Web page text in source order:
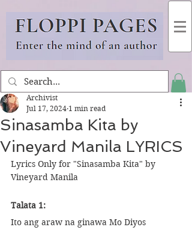
Sinasamba Kita by
Vineyard Manila LYRICS
Archivist
Jul 17, 2024 1 min read
Lyrics Only for "Sinasamba Kita" by
Vineyard Manila
Talata 1:
Ito ang araw na ginawa Mo Diyos